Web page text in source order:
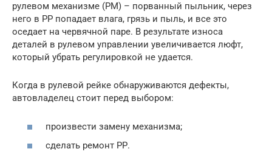
рулевом механизме (РМ) – порванный пыльник, через
него в РР попадает влага, грязь и пыль, и все это
оседает на червячной паре. В результате износа
деталей в рулевом управлении увеличивается люфт,
который убрать регулировкой не удается.
Когда в рулевой рейке обнаруживаются дефекты,
автовладелец стоит перед выбором:
произвести замену механизма;
сделать ремонт РР.